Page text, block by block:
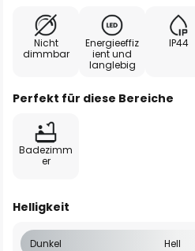
Nicht
dimmbar
Energieeffiz
ient und
langlebig
IP44
Perfekt für diese Bereiche
Badezimm
er
Helligkeit
Dunkel Hell